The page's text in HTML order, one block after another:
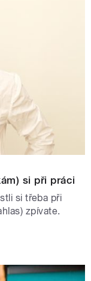
si při práci
si třeba při
zpívate.